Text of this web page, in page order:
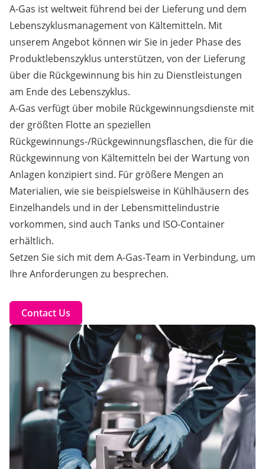
A-Gas ist weltweit führend bei der Lieferung und dem
Lebenszyklusmanagement von Kältemitteln. Mit
unserem Angebot können wir Sie in jeder Phase des
Produktlebenszyklus unterstützen, von der Lieferung
über die Rückgewinnung bis hin zu Dienstleistungen
am Ende des Lebenszyklus.
A-Gas verfügt über mobile Rückgewinnungsdienste mit
der größten Flotte an speziellen
Rückgewinnungs-/Rückgewinnungsflaschen, die für die
Rückgewinnung von Kältemitteln bei der Wartung von
Anlagen konzipiert sind. Für größere Mengen an
Materialien, wie sie beispielsweise in Kühlhäusern des
Einzelhandels und in der Lebensmittelindustrie
vorkommen, sind auch Tanks und ISO-Container
erhältlich.
Setzen Sie sich mit dem A-Gas-Team in Verbindung, um
Ihre Anforderungen zu besprechen.
Contact Us